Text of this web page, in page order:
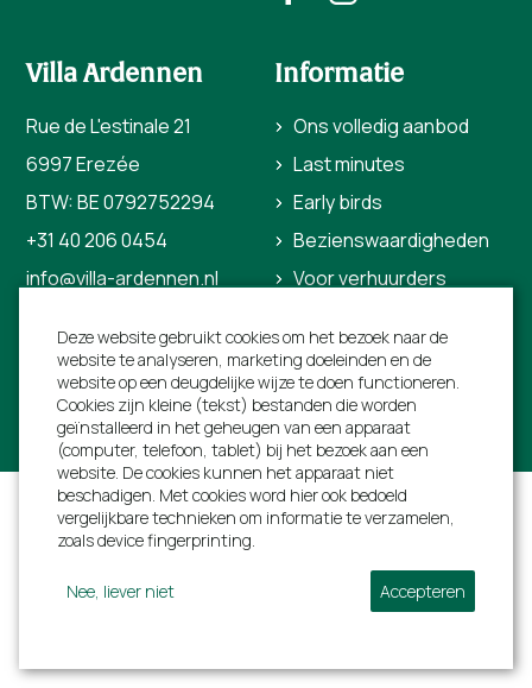
Villa Ardennen
Rue de L'estinale 21
6997 Erezée
BTW: BE 0792752294
+31 40 206 0454
info@villa-ardennen.nl
Informatie
Ons volledig aanbod
Last minutes
Early birds
Bezienswaardigheden
Voor verhuurders
Contact
Algemene voorwaarden
Privacyverklaring
Verzekeringen
Deze website gebruikt cookies om het bezoek naar de
website te analyseren, marketing doeleinden en de
website op een deugdelijke wijze te doen functioneren.
Cookies zijn kleine (tekst) bestanden die worden
geïnstalleerd in het geheugen van een apparaat
(computer, telefoon, tablet) bij het bezoek aan een
website. De cookies kunnen het apparaat niet
beschadigen. Met cookies word hier ook bedoeld
vergelijkbare technieken om informatie te verzamelen,
zoals device fingerprinting.
Nee, liever niet Accepteren